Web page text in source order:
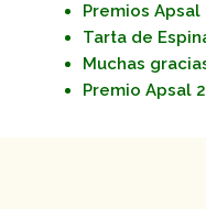
Premios Apsal
Tarta de
Muchas
Premio Apsal